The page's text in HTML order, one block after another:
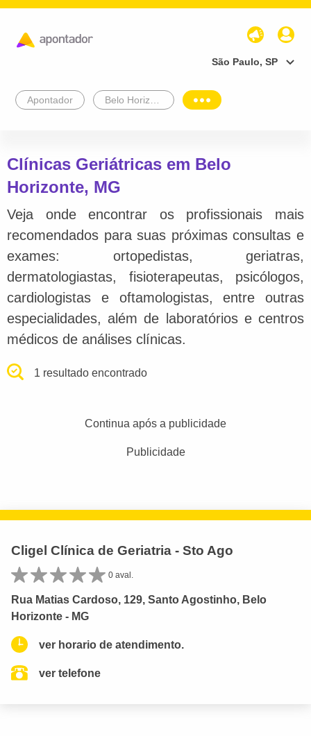
São Paulo, SP
Apontador
Clínicas Geriátricas em Belo
Horizonte, MG
Veja onde encontrar os profissionais mais
recomendados para suas próximas consultas e
exames: ortopedistas, geriatras,
dermatologiastas, fisioterapeutas, psicólogos,
cardiologistas e oftamologistas, entre outras
especialidades, além de laboratórios e centros
médicos de análises clínicas.
1 resultado encontrado
Continua após a publicidade
Publicidade
Cligel Clínica de Geriatria - Sto Ago
0 aval.
Rua Matias Cardoso, 129, Santo Agostinho, Belo
Horizonte - MG
ver horario de atendimento.
ver telefone